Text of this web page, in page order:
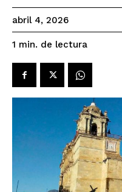
abril 4, 2026
1 min. de lectura